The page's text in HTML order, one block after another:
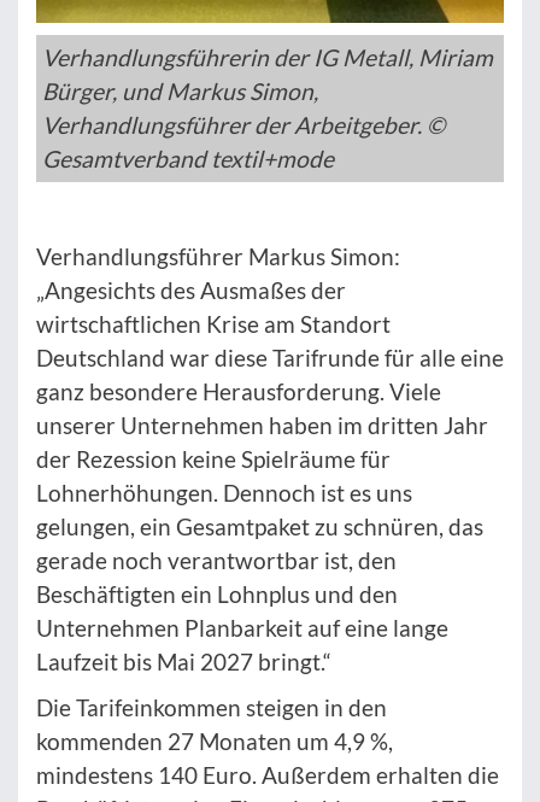
Verhandlungsführerin der IG Metall, Miriam
Bürger, und Markus Simon,
Verhandlungsführer der Arbeitgeber. ©
Gesamtverband textil+mode
Verhandlungsführer Markus Simon:
„Angesichts des Ausmaßes der
wirtschaftlichen Krise am Standort
Deutschland war diese Tarifrunde für alle eine
ganz besondere Herausforderung. Viele
unserer Unternehmen haben im dritten Jahr
der Rezession keine Spielräume für
Lohnerhöhungen. Dennoch ist es uns
gelungen, ein Gesamtpaket zu schnüren, das
gerade noch verantwortbar ist, den
Beschäftigten ein Lohnplus und den
Unternehmen Planbarkeit auf eine lange
Laufzeit bis Mai 2027 bringt.“
Die Tarifeinkommen steigen in den
kommenden 27 Monaten um 4,9 %,
mindestens 140 Euro. Außerdem erhalten die